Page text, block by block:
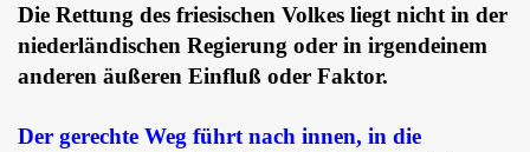
Die Rettung des friesischen Volkes liegt nicht in der
niederländischen Regierung oder in irgendeinem
anderen äußeren Einfluß oder Faktor.
Der gerechte Weg führt nach innen, in die